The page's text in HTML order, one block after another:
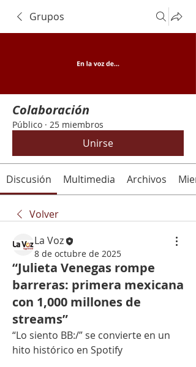
Grupos
Colaboración
Público · 25 miembros
Unirse
Discusión Multimedia Archivos
Volver
La Voz
8 de octubre de 2025
“Julieta Venegas rompe
barreras: primera mexicana
con 1,000 millones de
streams”
“Lo siento BB:/” se convierte en un
hito histórico en Spotify